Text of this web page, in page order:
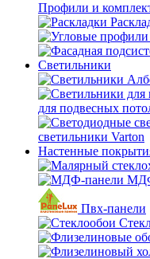
Профили и
Светильники
для подвесных
светильники Varton
Настенные
Пвх-панели